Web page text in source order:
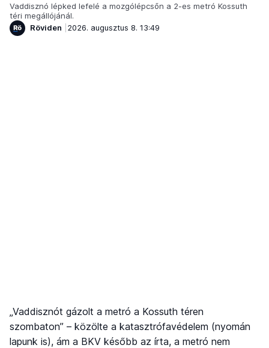
Vaddisznó lépked lefelé a mozgólépcsőn a 2-es metró Kossuth
téri megállójánál.
Röviden
2026. augusztus 8. 13:49
„Vaddisznót gázolt a metró a Kossuth téren
szombaton” – közölte a katasztrófavédelem (nyomán
lapunk is), ám a BKV később az írta, a metró nem